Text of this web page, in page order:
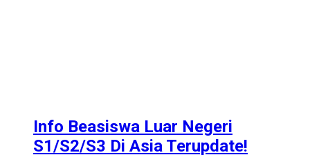
Info Beasiswa Luar Negeri
S1/S2/S3 Di Asia Terupdate!